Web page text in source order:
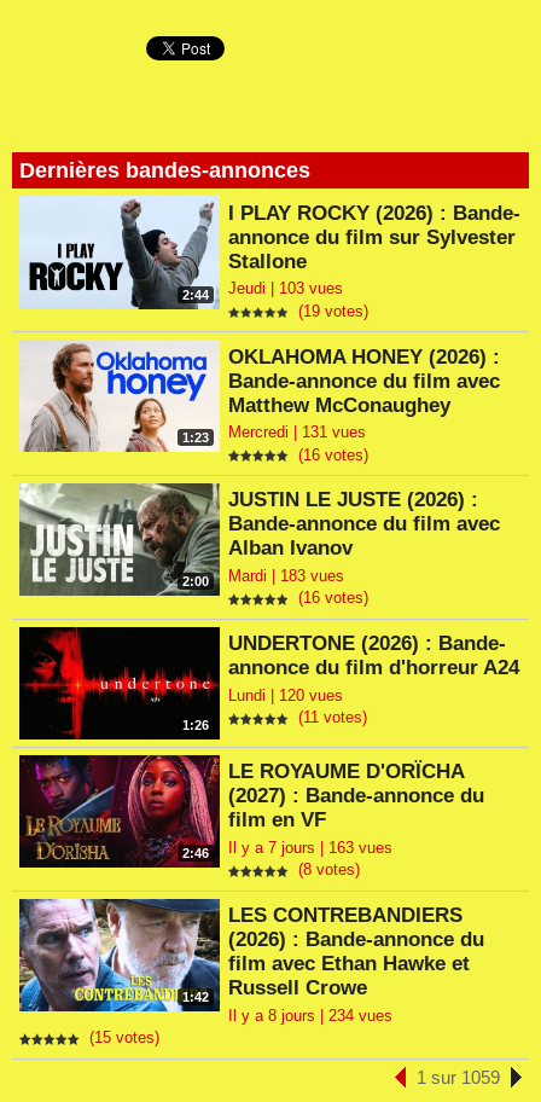
Dernières bandes-annonces
2:44
I PLAY ROCKY (2026) : Bande-
annonce du film sur Sylvester
Stallone
Jeudi | 103 vues
(19 votes)
1:23
OKLAHOMA HONEY (2026) :
Bande-annonce du film avec
Matthew McConaughey
Mercredi | 131 vues
(16 votes)
2:00
JUSTIN LE JUSTE (2026) :
Bande-annonce du film avec
Alban Ivanov
Mardi | 183 vues
(16 votes)
1:26
UNDERTONE (2026) : Bande-
annonce du film d'horreur A24
Lundi | 120 vues
(11 votes)
2:46
LE ROYAUME D'ORÏCHA
(2027) : Bande-annonce du
film en VF
Il y a 7 jours | 163 vues
(8 votes)
1:42
LES CONTREBANDIERS
(2026) : Bande-annonce du
film avec Ethan Hawke et
Russell Crowe
Il y a 8 jours | 234 vues
(15 votes)
1 sur 1059